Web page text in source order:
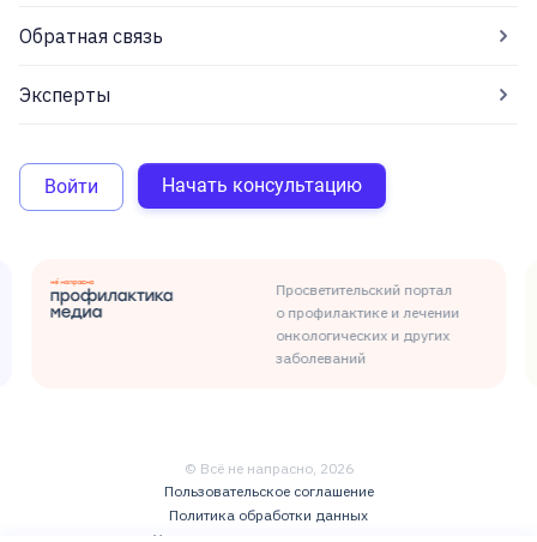
Обратная связь
Эксперты
Войти Начать консультацию
Просветительский портал
о профилактике и лечении
онкологических и других
заболеваний
© Всё не напрасно, 2026
Пользовательское соглашение
Политика обработки данных